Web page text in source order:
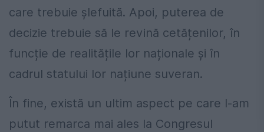
care trebuie șlefuită. Apoi, puterea de
decizie trebuie să le revină cetățenilor, în
funcție de realitățile lor naționale și în
cadrul statului lor națiune suveran.
În fine, există un ultim aspect pe care l-am
putut remarca mai ales la Congresul